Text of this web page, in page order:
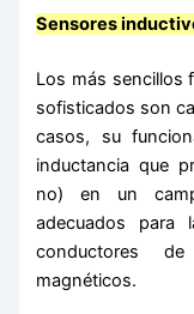
Sensores
Los más sencillos
sofisticados son
casos, su
inductancia que
no) en un
adecuados para
conductores
magnéticos.